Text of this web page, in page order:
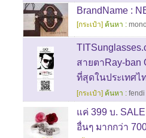
BrandName :
[กระเป๋า] ค้นหา :
สายตาRay-ban
ที่สุดในประเทศไ
[กระเป๋า] ค้นหา : fendi
แค่ 399 บ.
อื่นๆ มากกว่า